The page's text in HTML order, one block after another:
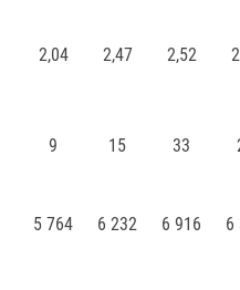
2,04 2,47 2,52
9 15 33
5 764 6 232 6 916 6